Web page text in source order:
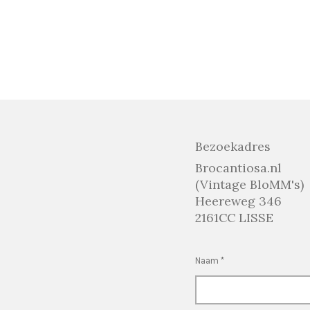
Bezoekadres
Brocantiosa.nl
(Vintage BloMM's)
Heereweg 346
2161CC LISSE
Naam *